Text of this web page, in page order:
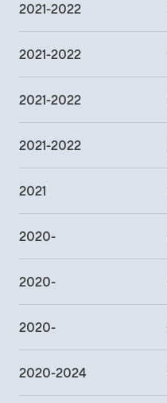
2021-2022
2021-2022
2021-2022
2021-2022
2021
2020-
2020-
2020-
2020-2024